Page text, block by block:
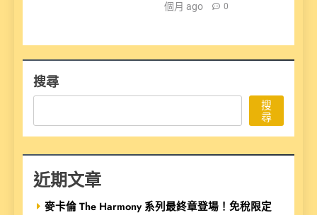
個月 ago
0
搜尋
搜
尋
近期文章
麥卡倫 The Harmony 系列最終章登場！免稅限定